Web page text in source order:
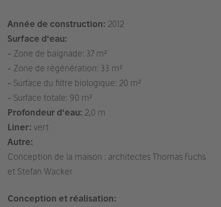
Année de construction: 2012
Surface d‘eau:
- Zone de baignade: 37 m²
- Zone de régénération: 33 m²
- Surface du filtre biologique: 20 m²
- Surface totale: 90 m²
Profondeur d‘eau: 2,0 m
Liner: vert
Autre:
Conception de la maison : architectes Thomas Fuchs
et Stefan Wacker
Conception et réalisation: